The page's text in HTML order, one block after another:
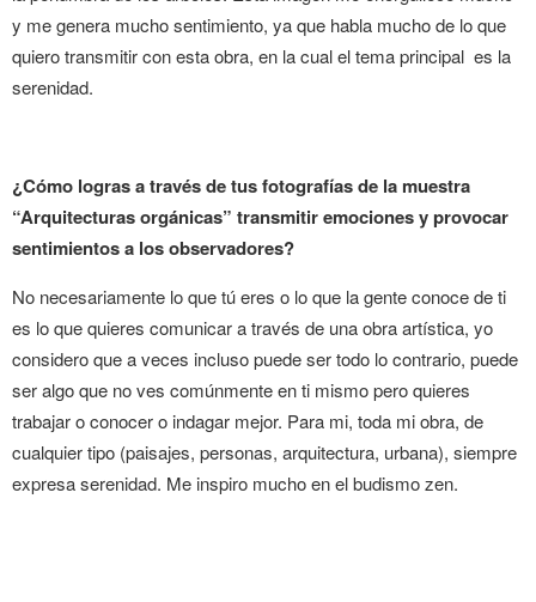
y me genera mucho sentimiento, ya que habla mucho de lo que
quiero transmitir con esta obra, en la cual el tema principal es la
serenidad.
¿Cómo logras a través de tus fotografías de la muestra
“Arquitecturas orgánicas” transmitir emociones y provocar
sentimientos a los observadores?
No necesariamente lo que tú eres o lo que la gente conoce de ti
es lo que quieres comunicar a través de una obra artística, yo
considero que a veces incluso puede ser todo lo contrario, puede
ser algo que no ves comúnmente en ti mismo pero quieres
trabajar o conocer o indagar mejor. Para mi, toda mi obra, de
cualquier tipo (paisajes, personas, arquitectura, urbana), siempre
expresa serenidad. Me inspiro mucho en el budismo zen.